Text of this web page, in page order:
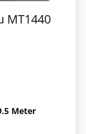
MT1440
Meter